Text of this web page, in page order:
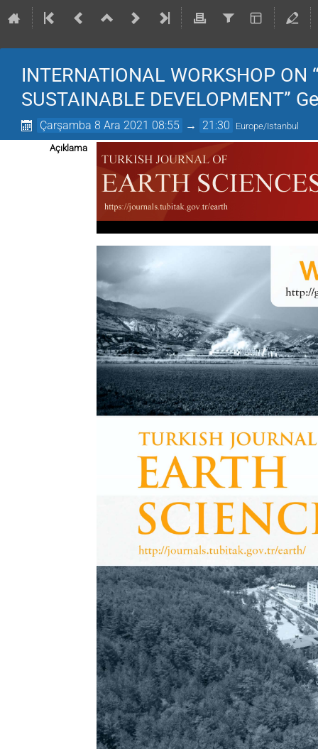
INTERNATIONAL WORKSHOP ON
SUSTAINABLE DEVELOPMENT”
Çarşamba 8 Ara 2021 08:55 → 21:30 Europe/Istanbul
Açıklama